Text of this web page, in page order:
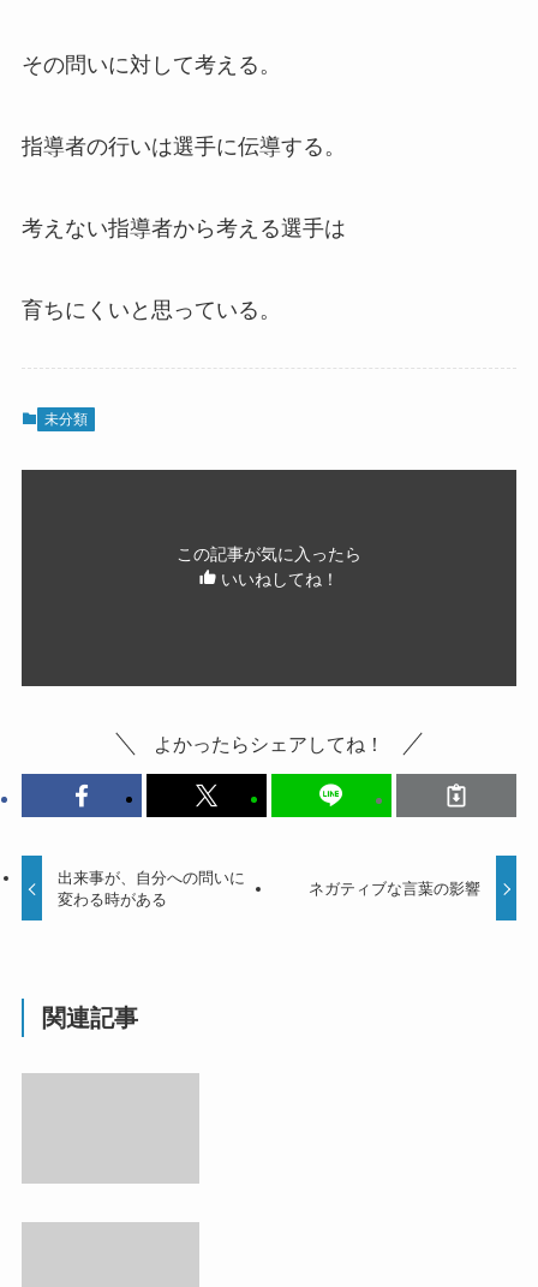
その問いに対して考える。
指導者の行いは選手に伝導する。
考えない指導者から考える選手は
育ちにくいと思っている。
未分類
この記事が気に入ったら
いいねしてね！
よかったらシェアしてね！
出来事が、自分への問いに
変わる時がある
ネガティブな言葉の影響
関連記事